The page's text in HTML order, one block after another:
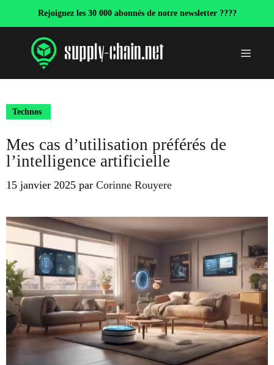
Rejoignez les 30 000 abonnés de notre newsletter ????
Menu
Technos
Mes cas d’utilisation préférés de
l’intelligence artificielle
15 janvier 2025 par Corinne Rouyere